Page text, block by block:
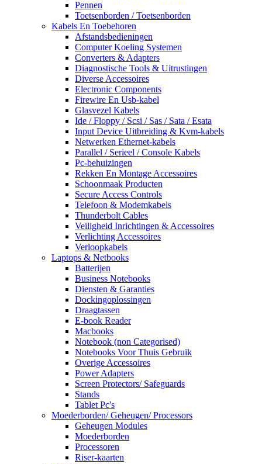
Pennen
Toetsenborden / Toetsenborden
Kabels En Toebehoren
Afstandsbedieningen
Computer Koeling Systemen
Converters & Adapters
Diagnostische Tools & Uitrustingen
Diverse Accessoires
Electronic Components
Firewire En Usb-kabel
Glasvezel Kabels
Ide / Floppy / Scsi / Sas / Sata / Esata
Input Device Uitbreiding & Kvm-kabels
Netwerken Ethernet-kabels
Parallel / Serieel / Console Kabels
Pc-behuizingen
Rekken En Montage Accessoires
Schoonmaak Producten
Secure Access Controls
Telefoon & Modemkabels
Thunderbolt Cables
Veiligheid Inrichtingen & Accessoires
Verlichting Accessoires
Verloopkabels
Laptops & Netbooks
Batterijen
Business Notebooks
Diensten & Garanties
Dockingoplossingen
Draagtassen
E-book Reader
Macbooks
Notebook (non Categorised)
Notebooks Voor Thuis Gebruik
Overige Accessoires
Power Adapters
Screen Protectors/ Safeguards
Stands
Tablet Pc's
Moederborden/ Geheugen/ Processors
Geheugen Modules
Moederborden
Processoren
Riser-kaarten